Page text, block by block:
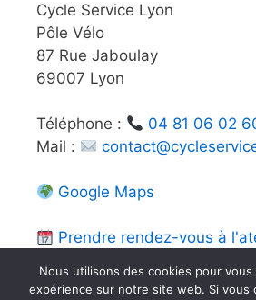
Cycle Service Lyon
Pôle Vélo
87 Rue Jaboulay
69007 Lyon
Téléphone :
04 81 06 02
Mail :
Google Maps
Prendre rendez-vous à
Nous utilisons des cookies pour vous
expérience sur notre site web. Si vous